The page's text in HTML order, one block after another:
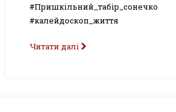
#Пришкільний_табір_сонечко
#калейдоскоп_життя
Читати далі